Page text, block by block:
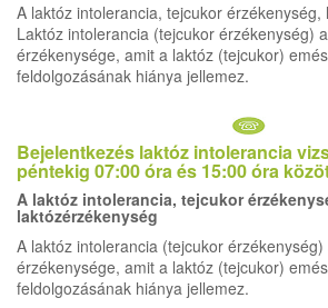
A laktóz intolerancia, tejcukor érzékenység,
Laktóz intolerancia (tejcukor érzékenység)
érzékenysége, amit a laktóz (tejcukor)
feldolgozásának hiánya jellemez.
Bejelentkezés laktóz intolerancia
péntekig 07:00 óra és 15:00 óra
A laktóz intolerancia, tejcukor
laktózérzékenység
A laktóz intolerancia (tejcukor
érzékenysége, amit a laktóz (tejcukor)
feldolgozásának hiánya jellemez.